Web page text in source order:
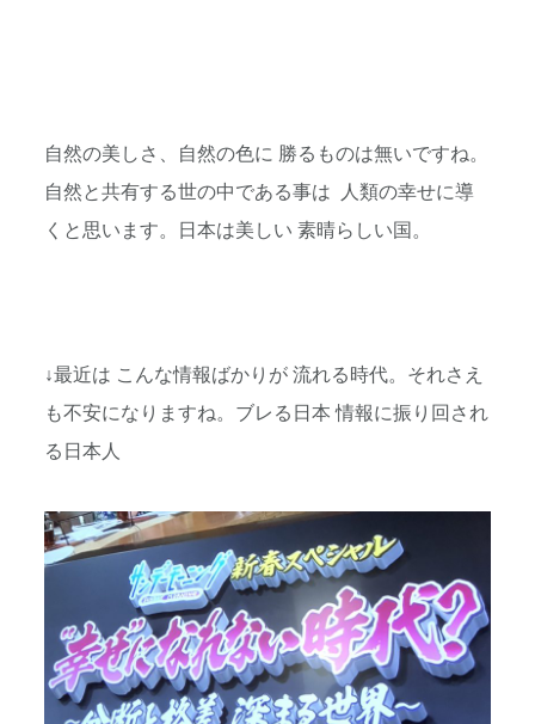
自然の美しさ、自然の色に 勝るものは無いですね。
自然と共有する世の中である事は 人類の幸せに導
くと思います。日本は美しい 素晴らしい国。
↓最近は こんな情報ばかりが 流れる時代。それさえ
も不安になりますね。ブレる日本 情報に振り回され
る日本人